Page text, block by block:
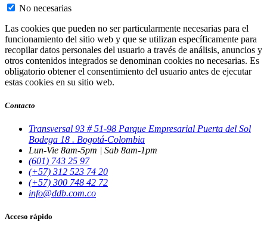
No necesarias
Las cookies que pueden no ser particularmente necesarias para el
funcionamiento del sitio web y que se utilizan específicamente para
recopilar datos personales del usuario a través de análisis, anuncios y
otros contenidos integrados se denominan cookies no necesarias. Es
obligatorio obtener el consentimiento del usuario antes de ejecutar
estas cookies en su sitio web.
Contacto
Transversal 93 # 51-98 Parque Empresarial Puerta del Sol
Bodega 18 . Bogotá-Colombia
Lun-Vie 8am-5pm | Sab 8am-1pm
(601) 743 25 97
(+57) 312 523 74 20
(+57) 300 748 42 72
info@ddb.com.co
Acceso rápido